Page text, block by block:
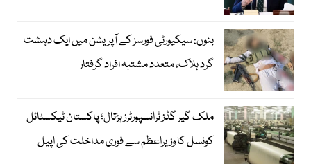
بنوں: سیکیورٹی فورسز کے آپریشن میں ایک دہشت
گرد ہلاک، متعدد مشتبہ افراد گرفتار
ملک گیر گڈز ٹرانسپورٹرز ہڑتال؛ پاکستان ٹیکسٹائل
کونسل کا وزیراعظم سے فوری مداخلت کی اپیل